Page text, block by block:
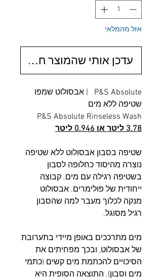
אזל מהמלאי
עדכן אותי שהמוצר חוזר
P&S Absolute | אבסולוט שמפו
שטיפה ללא מים
P&S Absolute Rinseless Wash
3.78 ליטר או 0.946 ליטר
שטיפה בסבון אבסולוט ללא שטיפה
נוצרה מהיסוד כחלופה לסבון
בשטיפה רגילה עם מים. קבוצה
ייחודית של פולימרים. אבסולוט
מנקה לכלוך מעבר למה שהסבון
רגיל מסוגל.
מים מתרככים באופן מיידי בתערובת
של אבסולוט, ובכך מפחיתים את
הסיכויים להכתמת מים קשים (כתמי
מים וסבון). התוצאה הסופית היא